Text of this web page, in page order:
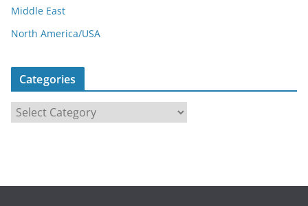
Middle East
North America/USA
Categories
a